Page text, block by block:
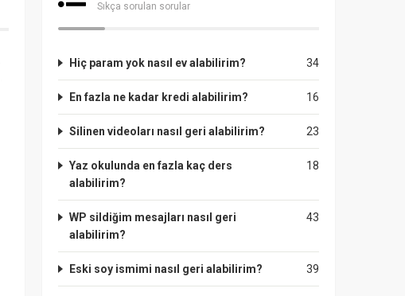
Sıkça sorulan sorular
34
Hiç param yok nasıl ev alabilirim?
16
En fazla ne kadar kredi alabilirim?
23
Silinen videoları nasıl geri alabilirim?
18
Yaz okulunda en fazla kaç ders
alabilirim?
43
WP sildiğim mesajları nasıl geri
alabilirim?
39
Eski soy ismimi nasıl geri alabilirim?